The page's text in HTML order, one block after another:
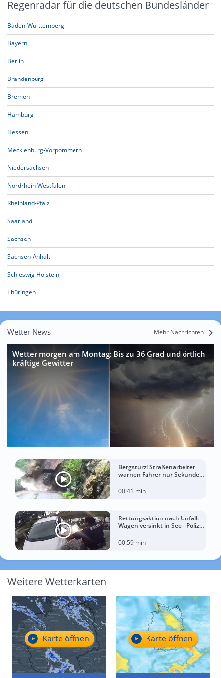
Regenradar für die deutschen Bundesländer
Baden-Württemberg
Bayern
Berlin
Brandenburg
Bremen
Hamburg
Hessen
Mecklenburg-Vorpommern
Niedersachsen
Nordrhein-Westfalen
Rheinland-Pfalz
Saarland
Sachsen
Sachsen-Anhalt
Schleswig-Holstein
Thüringen
Wetter News Mehr Nachrichten
Wetter morgen am Montag: Bis zu 36 Grad und örtlich
kräftige Gewitter
Bergsturz! Straßenarbeiter
warnen Fahrer nur Sekunden
00:41 min
Rettungsaktion nach Unfall:
Wagen versinkt in See - Polizei
00:59 min
Weitere Wetterkarten
Karte öffnen Karte öffnen